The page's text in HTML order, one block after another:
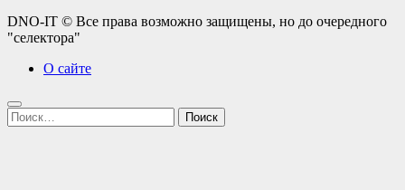
DNO-IT © Все права возможно защищены, но до очередного
"селектора"
О сайте
Найти: